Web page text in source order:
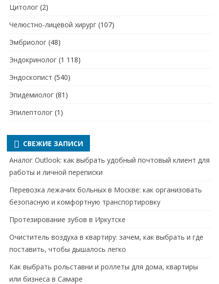
Цитолог (2)
Челюстно-лицевой хирург (107)
Эмбриолог (48)
Эндокринолог (1 118)
Эндоскопист (540)
Эпидемиолог (81)
Эпилептолог (1)
СВЕЖИЕ ЗАПИСИ
Аналог Outlook: как выбрать удобный почтовый клиент для
работы и личной переписки
Перевозка лежачих больных в Москве: как организовать
безопасную и комфортную транспортировку
Протезирование зубов в Иркутске
Очиститель воздуха в квартиру: зачем, как выбрать и где
поставить, чтобы дышалось легко
Как выбрать рольставни и роллеты для дома, квартиры
или бизнеса в Самаре